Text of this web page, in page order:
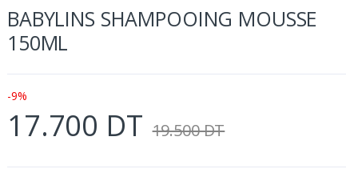
BABYLINS SHAMPOOING MOUSSE
150ML
-9%
17.700 DT 19.500 DT